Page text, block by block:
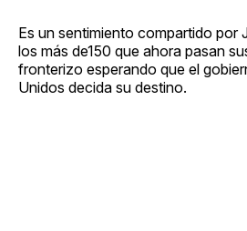
Es un sentimiento compartido por
los más de150 que ahora pasan
fronterizo esperando que el
Unidos decida su destino.